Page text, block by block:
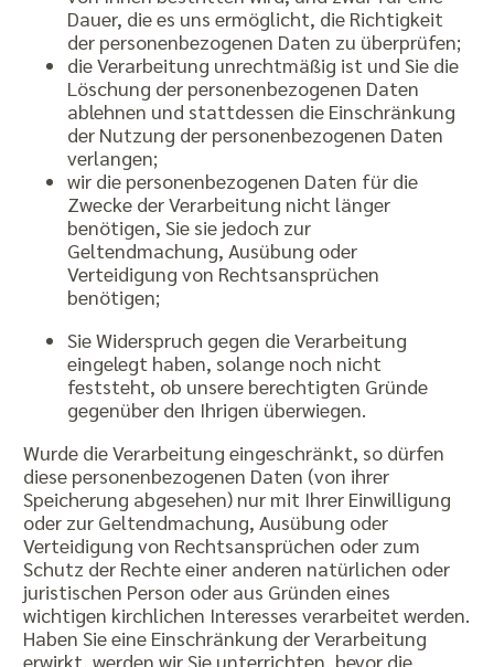
Dauer, die es uns ermöglicht, die Richtigkeit
der personenbezogenen Daten zu überprüfen;
die Verarbeitung unrechtmäßig ist und Sie die
Löschung der personenbezogenen Daten
ablehnen und stattdessen die Einschränkung
der Nutzung der personenbezogenen Daten
verlangen;
wir die personenbezogenen Daten für die
Zwecke der Verarbeitung nicht länger
benötigen, Sie sie jedoch zur
Geltendmachung, Ausübung oder
Verteidigung von Rechtsansprüchen
benötigen;
Sie Widerspruch gegen die Verarbeitung
eingelegt haben, solange noch nicht
feststeht, ob unsere berechtigten Gründe
gegenüber den Ihrigen überwiegen.
Wurde die Verarbeitung eingeschränkt, so dürfen
diese personenbezogenen Daten (von ihrer
Speicherung abgesehen) nur mit Ihrer Einwilligung
oder zur Geltendmachung, Ausübung oder
Verteidigung von Rechtsansprüchen oder zum
Schutz der Rechte einer anderen natürlichen oder
juristischen Person oder aus Gründen eines
wichtigen kirchlichen Interesses verarbeitet werden.
Haben Sie eine Einschränkung der Verarbeitung
erwirkt, werden wir Sie unterrichten, bevor die